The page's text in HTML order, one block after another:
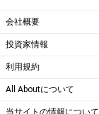
会社概要
投資家情報
利用規約
All Aboutについて